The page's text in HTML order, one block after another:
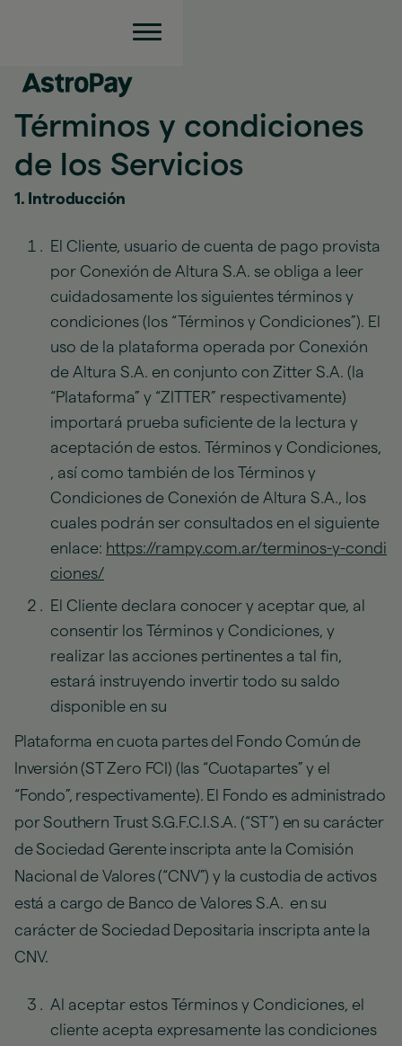
Términos y condiciones
de los Servicios
1. Introducción
El Cliente, usuario de cuenta de pago provista
por Conexión de Altura S.A. se obliga a leer
cuidadosamente los siguientes términos y
condiciones (los “Términos y Condiciones”). El
uso de la plataforma operada por Conexión
de Altura S.A. en conjunto con Zitter S.A. (la
“Plataforma” y “ZITTER” respectivamente)
importará prueba suficiente de la lectura y
aceptación de estos. Términos y Condiciones,
, así como también de los Términos y
Condiciones de Conexión de Altura S.A., los
cuales podrán ser consultados en el siguiente
enlace: https://rampy.com.ar/terminos-y-condi
ciones/
El Cliente declara conocer y aceptar que, al
consentir los Términos y Condiciones, y
realizar las acciones pertinentes a tal fin,
estará instruyendo invertir todo su saldo
disponible en su
Plataforma en cuota partes del Fondo Común de
Inversión (ST Zero FCI) (las “Cuotapartes” y el
“Fondo”, respectivamente). El Fondo es administrado
por Southern Trust S.G.F.C.I.S.A. (“ST”) en su carácter
de Sociedad Gerente inscripta ante la Comisión
Nacional de Valores (“CNV”) y la custodia de activos
está a cargo de Banco de Valores S.A. en su
carácter de Sociedad Depositaria inscripta ante la
CNV.
Al aceptar estos Términos y Condiciones, el
cliente acepta expresamente las condiciones